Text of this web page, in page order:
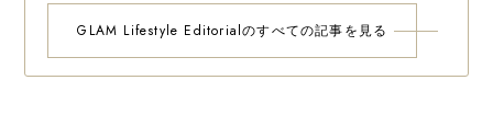
GLAM Lifestyle Editorialのすべての記事を見る